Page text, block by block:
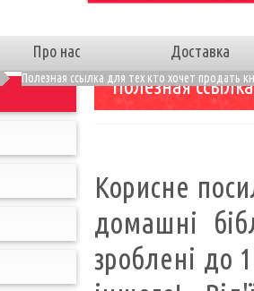
Про нас Доставка
Полезная ссылка для тех кто хочет продать
Полезная
Корисне
домашні
зроблені до